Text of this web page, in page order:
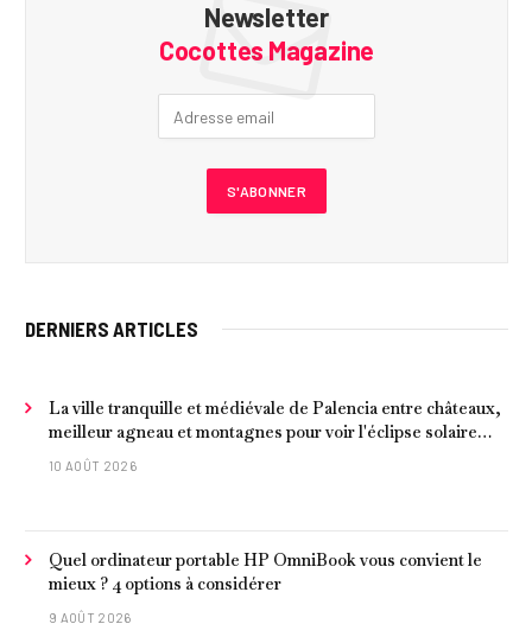
Newsletter
Cocottes Magazine
DERNIERS ARTICLES
La ville tranquille et médiévale de Palencia entre châteaux,
meilleur agneau et montagnes pour voir l'éclipse solaire
10 AOÛT 2026
Quel ordinateur portable HP OmniBook vous convient le
mieux ? 4 options à considérer
9 AOÛT 2026